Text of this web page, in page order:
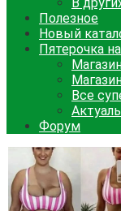
Полезное
Новый
Пятерочка
Все
Форум